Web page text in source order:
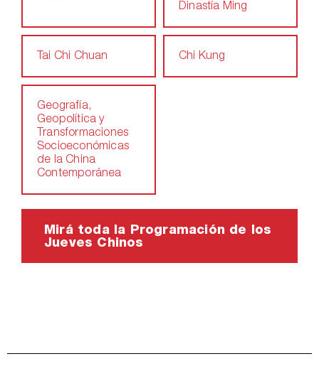
Dinastía Ming
Tai Chi Chuan Chi Kung
Geografía,
Geopolítica y
Transformaciones
Socioeconómicas
de la China
Contemporánea
Mirá toda la Programación de los
Jueves Chinos